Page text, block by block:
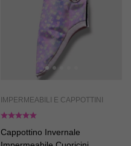
IMPERMEABILI E CAPPOTTINI
Cappottino Invernale